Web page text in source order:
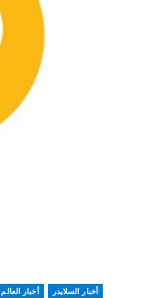
أخبار السلايدر أخبار العالم